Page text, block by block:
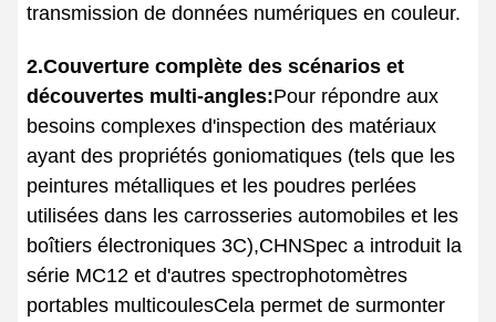
transmission de données numériques en couleur.
2.Couverture complète des scénarios et
découvertes multi-angles:Pour répondre aux
besoins complexes d'inspection des matériaux
ayant des propriétés goniomatiques (tels que les
peintures métalliques et les poudres perlées
utilisées dans les carrosseries automobiles et les
boîtiers électroniques 3C),CHNSpec a introduit la
série MC12 et d'autres spectrophotomètres
portables multicoulesCela permet de surmonter